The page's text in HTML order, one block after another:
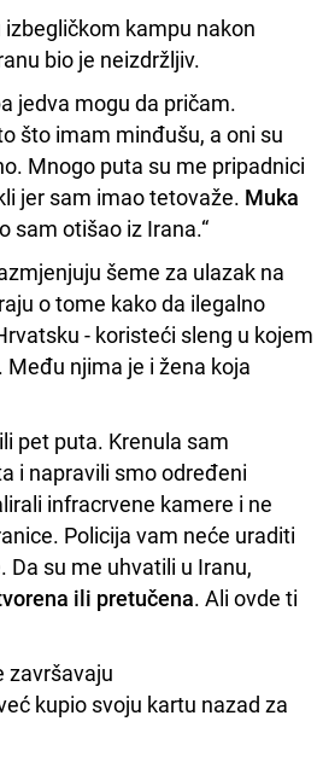
izbegličkom kampu nakon
bio je neizdržljiv.
jedva mogu da pričam.
što imam minđušu, a oni su
Mnogo puta su me pripadnici
jer sam imao tetovaže. Muka
sam otišao iz Irana.“
šeme za ulazak na
o tome kako da ilegalno
- koristeći sleng u kojem
Među njima je i žena koja
pet puta. Krenula sam
i napravili smo određeni
infracrvene kamere i ne
Policija vam neće uraditi
Da su me uhvatili u Iranu,
ili pretučena. Ali ovde ti
završavaju
kupio svoju kartu nazad za